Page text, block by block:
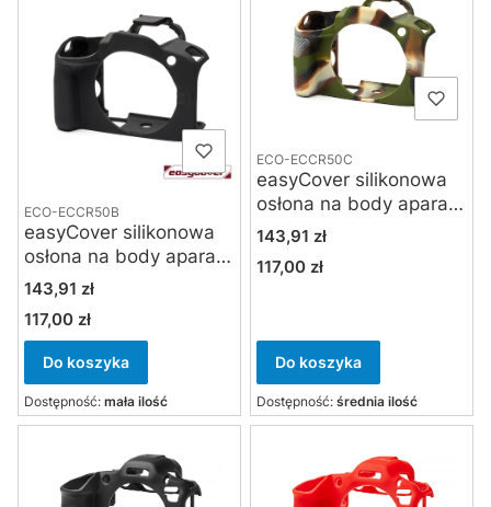
ECO-ECCR50B
easyCover silikonowa
osłona na body aparatu
Canon EOS R50 czarna
Cena
143,91 zł
Cena
117,00 zł
Do koszyka
Dostępność: mała ilość
ECO-ECCR50C
easyCover silikonowa
osłona na body aparatu
Canon EOS R50
kamuflaż
Cena
143,91 zł
Cena
117,00 zł
Do koszyka
Dostępność: średnia ilość